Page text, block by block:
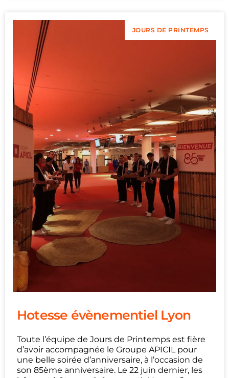
JOURS DE PRINTEMPS
Hotesse évènementiel Lyon
Toute l’équipe de Jours de Printemps est fière
d’avoir accompagnée le Groupe APICIL pour
une belle soirée d’anniversaire, à l’occasion de
son 85ème anniversaire. Le 22 juin dernier, les